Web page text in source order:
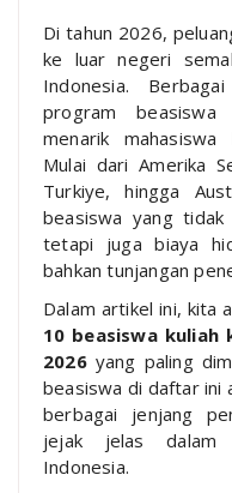
Di tahun 2026,
ke luar negeri
Indonesia.
program beasiswa
menarik
Mulai dari Amerika
Turkiye, hingga
beasiswa yang tidak
tetapi juga biaya
bahkan tunjangan
Dalam artikel ini, kita
10 beasiswa
2026yang paling
beasiswa di daftar ini
berbagai jenjang
jejak jelas dalam
Indonesia.